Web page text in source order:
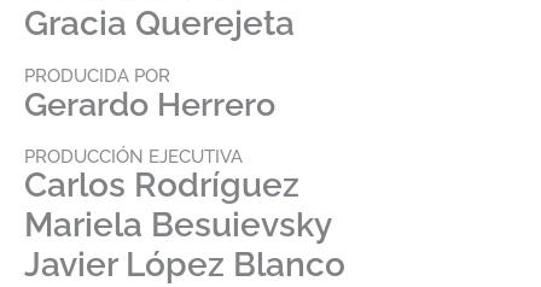
Gracia Querejeta
PRODUCIDA POR
Gerardo Herrero
PRODUCCIÓN EJECUTIVA
Carlos Rodríguez
Mariela Besuievsky
Javier López Blanco